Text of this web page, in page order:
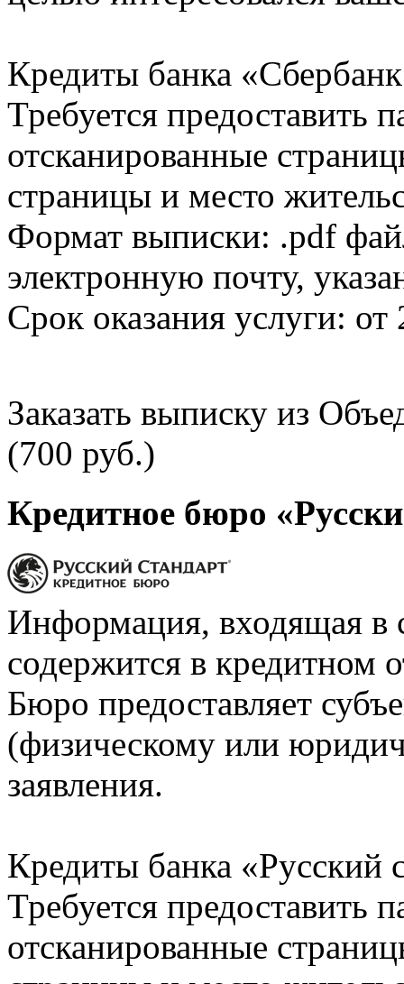
Кредиты банка
Требуется предоставить
отсканированные
страницы и место
Формат выписки: .pdf
электронную почту,
Срок оказания услуги: от
Заказать выписку из
(700 руб.)
Кредитное бюро
Информация, входящая в
содержится в кредитном
Бюро предоставляет
(физическому или
заявления.
Кредиты банка «Русский
Требуется предоставить
отсканированные